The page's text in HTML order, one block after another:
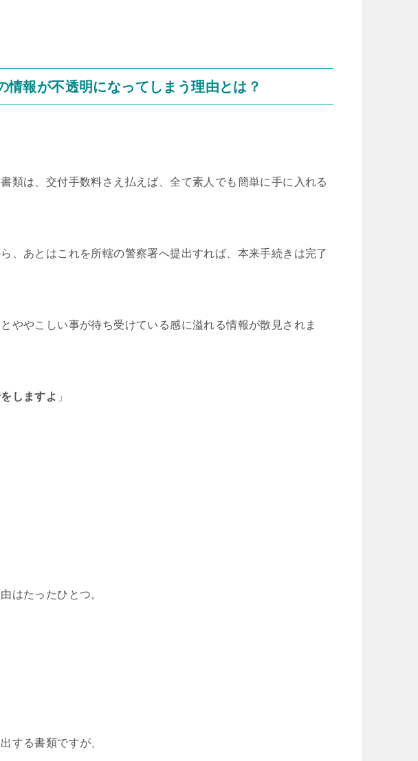
情報が不透明になってしまう理由とは？
類は、交付手数料さえ払えば、全て素人でも簡単に手に入れる
、あとはこれを所轄の警察署へ提出すれば、本来手続きは完了
ややこしい事が待ち受けている感に溢れる情報が散見されま
しますよ 」
はたったひとつ。
する書類ですが、